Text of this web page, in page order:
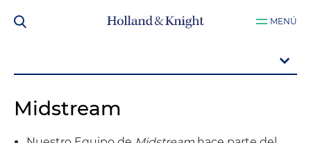
MENÚ
Midstream